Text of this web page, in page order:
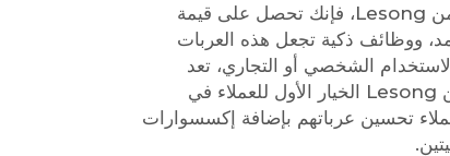
عندما تختار عربة جولف صينية الصنع من Lesong، فإنك تحصل على قيمة
ووظائف ذكية تجعل هذه العربات
الشخصي أو التجاري، تعد
عربات الجولف المصنعة في الصين من Lesong الخيار الأول للعملاء في
تحسين عرباتهم بإضافة إكسسوارات